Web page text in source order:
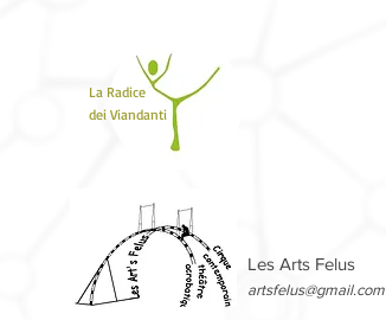
La Radice
dei Viandanti
Les Arts Felus
artsfelus@gmail.com